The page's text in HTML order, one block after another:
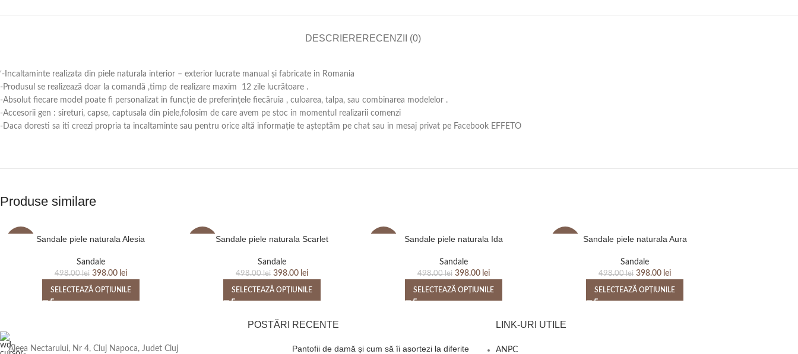
DESCRIERERECENZII (0)
‘-Incaltaminte realizata din piele naturala interior – exterior lucrate manual și fabricate in Romania
-Produsul se realizează doar la comandă ,timp de realizare maxim 12 zile lucrătoare .
-Absolut fiecare model poate fi personalizat in funcție de preferințele fiecăruia , culoarea, talpa, sau combinarea modelelor .
-Accesorii gen : sireturi, capse, captusala din piele,folosim de care avem pe stoc in momentul realizarii comenzi
-Daca doresti sa iti creezi propria ta incaltaminte sau pentru orice altă informație te așteptăm pe chat sau in mesaj privat pe Facebook EFFETO
Produse similare
Sandale piele naturala Alesia
Sandale
498.00lei 398.00 lei
SELECTEAZĂ OPȚIUNILE
Sandale piele naturala Scarlet
Sandale
498.00lei 398.00 lei
SELECTEAZĂ OPȚIUNILE
Sandale piele naturala Ida
Sandale
498.00lei 398.00 lei
SELECTEAZĂ OPȚIUNILE
Sandale piele naturala Aura
Sandale
498.00lei 398.00 lei
SELECTEAZĂ OPȚIUNILE
Aleea Nectarului, Nr 4, Cluj Napoca, Judet Cluj
POSTĂRI RECENTE
Pantofii de damă și cum să îi asortezi la diferite
LINK-URI UTILE
ANPC